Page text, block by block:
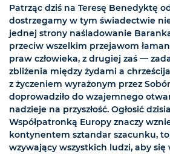
Patrząc dziś na Teresę Benedyktę
dostrzegamy w tym świadectwie
jednej strony naśladowanie
przeciw wszelkim przejawom
praw człowieka, z drugiej zaś —
zbliżenia między żydami a
z życzeniem wyrażonym przez
doprowadziło do wzajemnego
nadzieje na przyszłość. Ogłosić
Współpatronką Europy znaczy
kontynentem sztandar szacunku,
wzywający wszystkich ludzi, aby